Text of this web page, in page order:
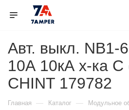
Авт. выкл. NB1-
10А 10кА х-ка C
CHINT 179782
Главная — Каталог — Модульное